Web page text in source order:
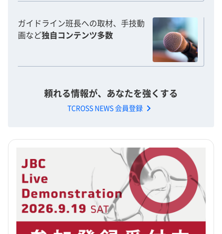
ガイドライン班長への取材、手技動
画など独自コンテンツ多数
頼れる情報が、あなたを強くする
TCROSS NEWS 会員登録 chevron_right